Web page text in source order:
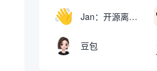
Jan：开源离线AI助手，ChatGPT 替代品，运行本地AI模型或连接云端AI
豆包